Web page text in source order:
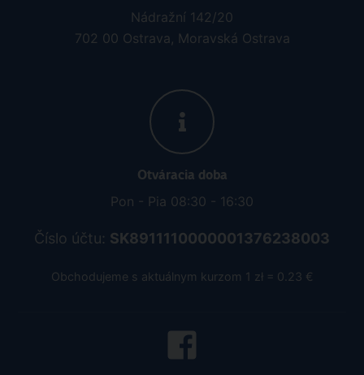
Nádražní 142/20
702 00 Ostrava, Moravská Ostrava
Otváracia doba
Pon - Pia 08:30 - 16:30
Číslo účtu: SK8911110000001376238003
Obchodujeme s aktuálnym kurzom 1 zł = 0.23 €